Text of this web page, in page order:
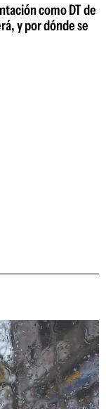
como DT de
y por dónde se